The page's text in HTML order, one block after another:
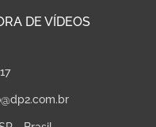
DE VÍDEOS